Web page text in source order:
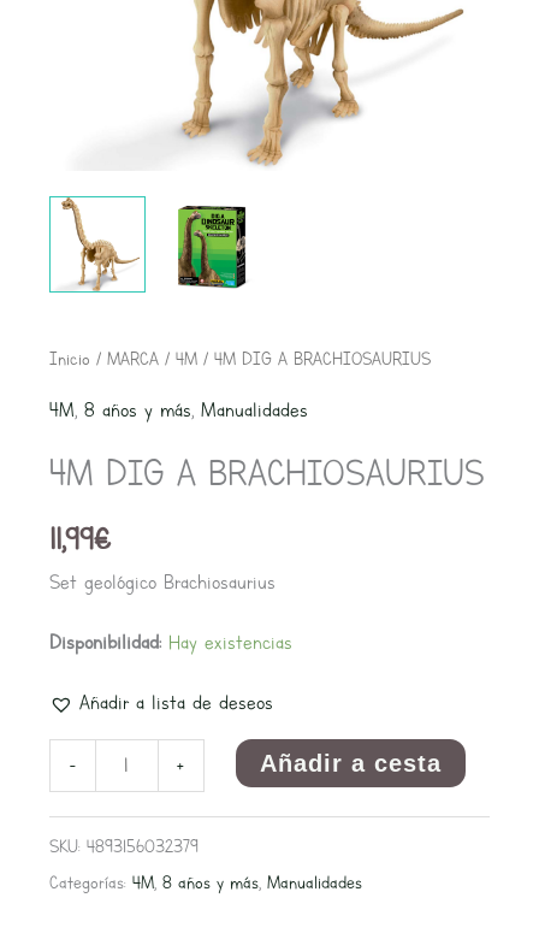
Inicio / MARCA/ 4M/ 4M DIG A BRACHIOSAURIUS
4M, 8 años y más, Manualidades
4M DIG A BRACHIOSAURIUS
11,99€
Set geológico Brachiosaurius
Disponibilidad: Hay existencias
Añadir a lista de deseos
-
4M
BRACHIOSAURIUS
+ Añadir a cesta
SKU: 4893156032379
Categorías: 4M, 8 años y más, Manualidades